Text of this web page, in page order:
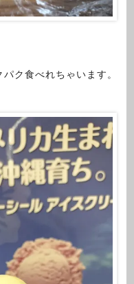
ク食べれちゃいます。